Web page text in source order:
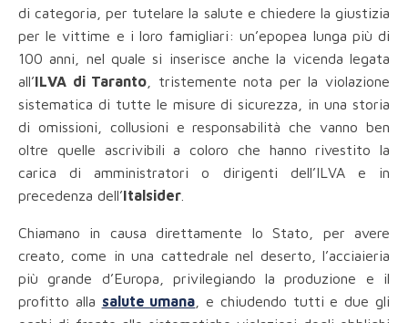
di categoria, per tutelare la salute e chiedere la giustizia
per le vittime e i loro famigliari: un’epopea lunga più di
100 anni, nel quale si inserisce anche la vicenda legata
all’ILVA di Taranto , tristemente nota per la violazione
sistematica di tutte le misure di sicurezza, in una storia
di omissioni, collusioni e responsabilità che vanno ben
oltre quelle ascrivibili a coloro che hanno rivestito la
carica di amministratori o dirigenti dell’ILVA e in
precedenza dell’Italsider
Chiamano in causa direttamente lo Stato, per avere
creato, come in una cattedrale nel deserto, l’acciaieria
più grande d’Europa, privilegiando la produzione e il
profitto alla salute umana , e chiudendo tutti e due gli